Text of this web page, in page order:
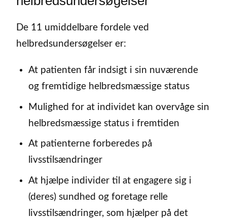
De 11 umiddelbare fordele ved
helbredsundersøgelser er:
At patienten får indsigt i sin nuværende
og fremtidige helbredsmæssige status
Mulighed for at individet kan overvåge sin
helbredsmæssige status i fremtiden
At patienterne forberedes på
livsstilsændringer
At hjælpe individer til at engagere sig i
(deres) sundhed og foretage relle
livsstilsændringer, som hjælper på det